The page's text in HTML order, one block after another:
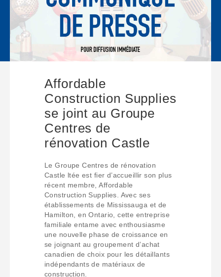
Affordable
Construction Supplies
se joint au Groupe
Centres de
rénovation Castle
Le Groupe Centres de rénovation
Castle ltée est fier d’accueillir son plus
récent membre, Affordable
Construction Supplies. Avec ses
établissements de Mississauga et de
Hamilton, en Ontario, cette entreprise
familiale entame avec enthousiasme
une nouvelle phase de croissance en
se joignant au groupement d’achat
canadien de choix pour les détaillants
indépendants de matériaux de
construction.